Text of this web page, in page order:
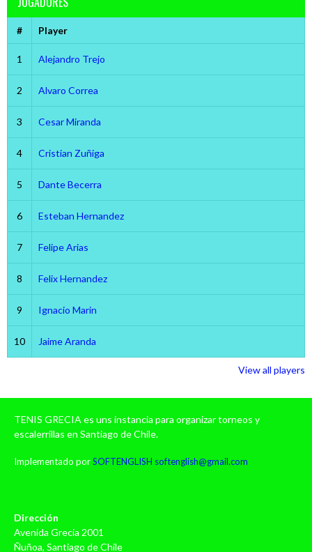
# Player
1 Alejandro Trejo
2 Alvaro Correa
3 Cesar Miranda
4 Cristian Zuñiga
5 Dante Becerra
6 Esteban Hernandez
7 Felipe Arias
8 Felix Hernandez
9 Ignacio Marin
10 Jaime Aranda
View all players
TENIS GRECIA es uns instancia para organizar torneos y
escalerrillas en Santiago de Chile.
Implementado porSOFTENGLISH softenglish@gmail.com
Dirección
Avenida Grecia 2001
Ñuñoa, Santiago de Chile